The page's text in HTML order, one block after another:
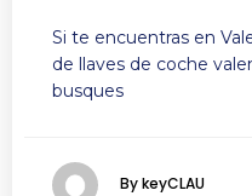
Si te encuentras en
de llaves de coche
busques
By keyCLAU